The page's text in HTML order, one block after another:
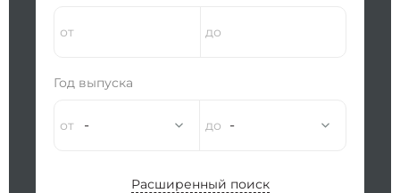
Год выпуска
- -
Расширенный поиск